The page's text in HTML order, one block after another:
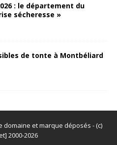
: le département du
sécheresse »
de tonte à Montbéliard
domaine et marque déposés - (c)
2000-2026